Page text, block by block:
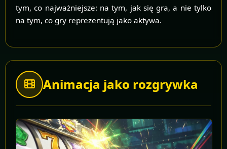
tym, co najważniejsze: na tym, jak się gra, a nie tylko
na tym, co gry reprezentują jako aktywa.
Animacja jako rozgrywka